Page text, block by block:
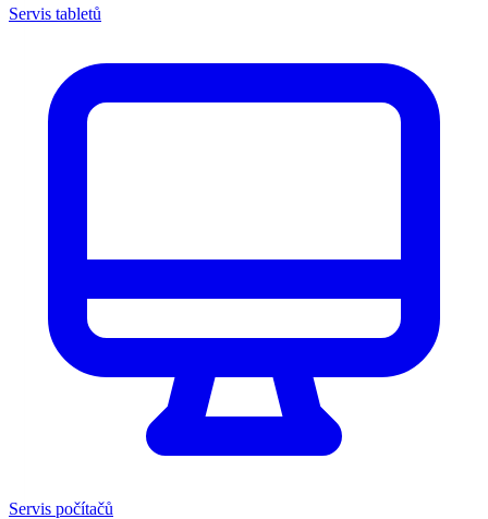
Servis tabletů
Servis počítačů